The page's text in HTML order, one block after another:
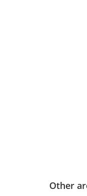
Other